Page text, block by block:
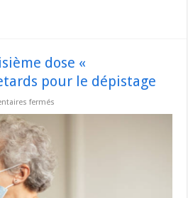
dose «
pour le dépistage
fermés